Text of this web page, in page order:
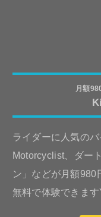
月額
ライダーに人気の
Motorcyclist、ダー
ン」などが月額980
無料で体験できま